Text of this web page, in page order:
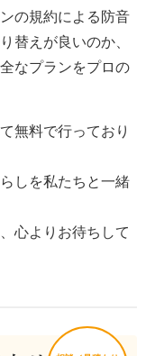
の規約による防音
替えが良いのか、
なプランをプロの
無料で行っており
しを私たちと一緒
心よりお待ちして